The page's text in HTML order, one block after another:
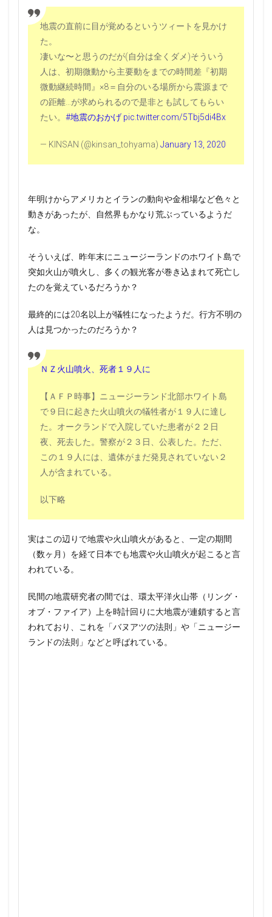
地震の直前に目が覚めるというツィートを見かけ
た。
凄いな〜と思うのだが(自分は全くダメ)そういう
人は、初期微動から主要動をまでの時間差『初期
微動継続時間』×8＝自分のいる場所から震源まで
の距離…が求められるので是非とも試してもらい
たい。 #地震のおかげ pic.twitter.com/5Tbj5di4Bx
— KINSAN (@kinsan_tohyama) January 13, 2020
年明けからアメリカとイランの動向や金相場など色々と
動きがあったが、自然界もかなり荒ぶっているようだ
な。
そういえば、昨年末にニュージーランドのホワイト島で
突如火山が噴火し、多くの観光客が巻き込まれて死亡し
たのを覚えているだろうか？
最終的には20名以上が犠牲になったようだ。行方不明の
人は見つかったのだろうか？
ＮＺ火山噴火、死者１９人に
【ＡＦＰ時事】ニュージーランド北部ホワイト島
で９日に起きた火山噴火の犠牲者が１９人に達し
た。オークランドで入院していた患者が２２日
夜、死去した。警察が２３日、公表した。ただ、
この１９人には、遺体がまだ発見されていない２
人が含まれている。
以下略
実はこの辺りで地震や火山噴火があると、一定の期間
（数ヶ月）を経て日本でも地震や火山噴火が起こると言
われている。
民間の地震研究者の間では、環太平洋火山帯（リング・
オブ・ファイア）上を時計回りに大地震が連鎖すると言
われており、これを「バヌアツの法則」や「ニュージー
ランドの法則」などと呼ばれている。